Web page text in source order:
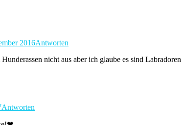
2016Antworten
nicht aus aber ich glaube es sind Labradoren
Antworten